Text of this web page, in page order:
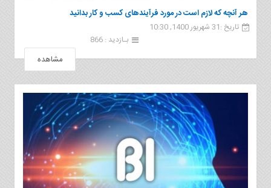
هر آنچه که لازم است در مورد فرآیندهای کسب و کار بدانید
تاریخ :31 شهریور 1400, 10:30
بـازدید : 866
مشاهده